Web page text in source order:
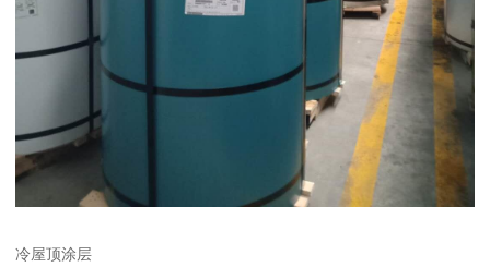
冷屋顶涂层